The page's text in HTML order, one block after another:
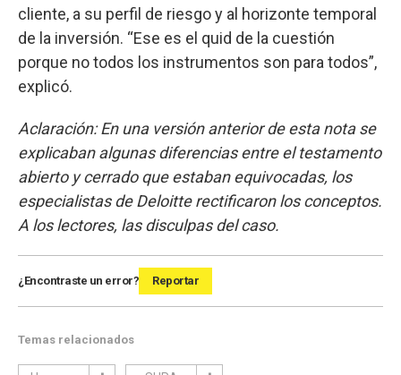
cliente, a su perfil de riesgo y al horizonte temporal
de la inversión. “Ese es el quid de la cuestión
porque no todos los instrumentos son para todos”,
explicó.
Aclaración: En una versión anterior de esta nota se
explicaban algunas diferencias entre el testamento
abierto y cerrado que estaban equivocadas, los
especialistas de Deloitte rectificaron los conceptos.
A los lectores, las disculpas del caso.
¿Encontraste un error? Reportar
Temas relacionados